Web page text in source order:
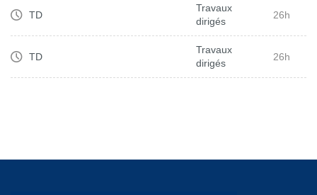
TD
Travaux
dirigés
26h
TD
Travaux
dirigés
26h